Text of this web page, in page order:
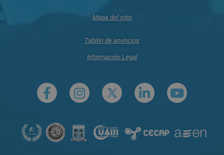
Mapa del sitio
Tablón de anuncios
Información Legal